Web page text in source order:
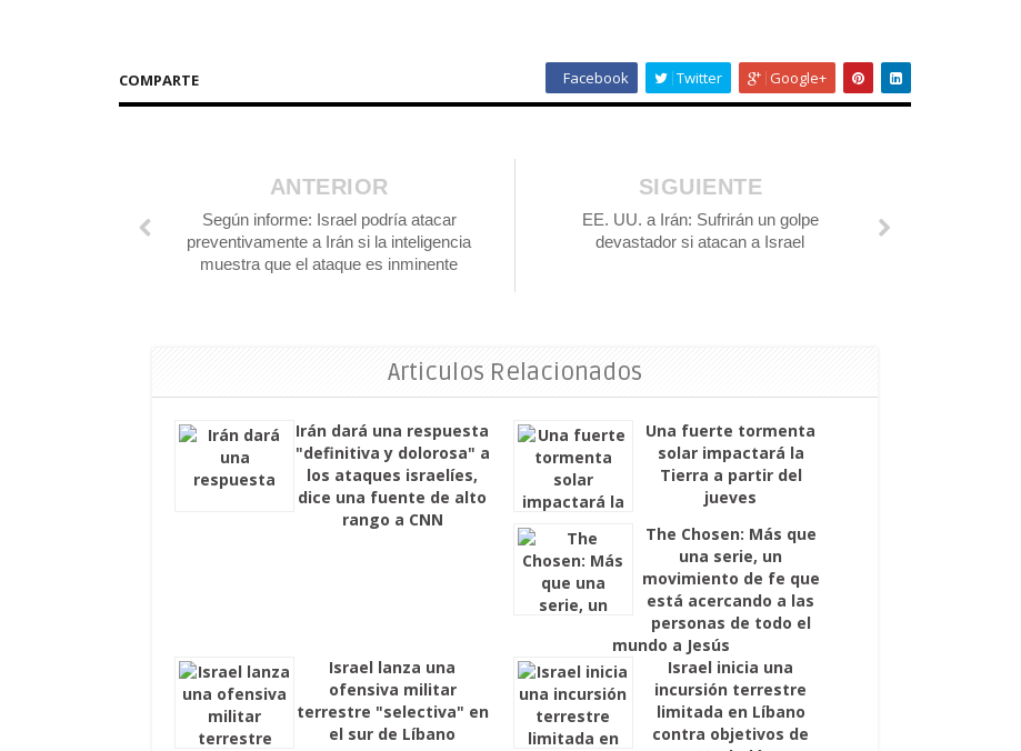
COMPARTE Facebook Twitter Google+
SIGUIENTE
EE. UU. a Irán: Sufrirán un golpe
devastador si atacan a Israel
ANTERIOR
Según informe: Israel podría atacar
preventivamente a Irán si la inteligencia
muestra que el ataque es inminente
Articulos Relacionados
Irán dará una respuesta
"definitiva y dolorosa" a
los ataques israelíes,
dice una fuente de alto
rango a CNN
Una fuerte tormenta
solar impactará la
Tierra a partir del
jueves
The Chosen: Más que
una serie, un
movimiento de fe que
está acercando a las
personas de todo el
mundo a Jesús
Israel lanza una
ofensiva militar
terrestre "selectiva" en
el sur de Líbano
Israel inicia una
incursión terrestre
limitada en Líbano
contra objetivos de